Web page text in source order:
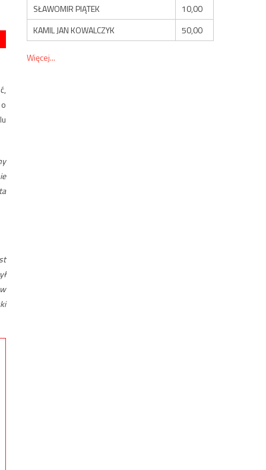
SŁAWOMIR PIĄTEK
10,00
KAMIL JAN KOWALCZYK
50,00
Więcej...